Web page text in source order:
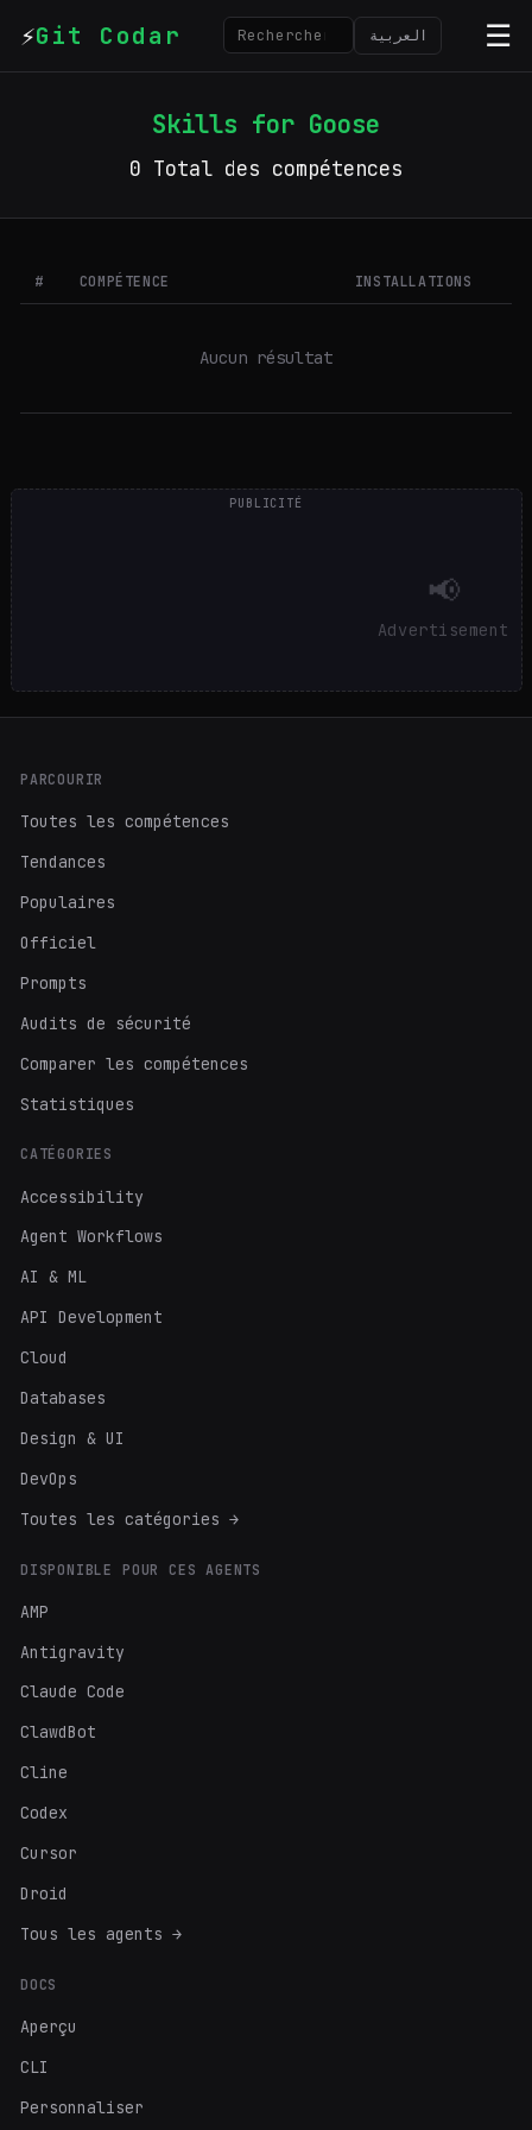
⚡Git Codar العربية ☰
Skills for Goose
0 Total des compétences
# COMPÉTENCE INSTALLATIONS
Aucun résultat
PUBLICITÉ
📢
Advertisement
PARCOURIR
Toutes les compétences
Tendances
Populaires
Officiel
Prompts
Audits de sécurité
Comparer les compétences
Statistiques
CATÉGORIES
Accessibility
Agent Workflows
AI & ML
API Development
Cloud
Databases
Design & UI
DevOps
Toutes les catégories →
DISPONIBLE POUR CES AGENTS
AMP
Antigravity
Claude Code
ClawdBot
Cline
Codex
Cursor
Droid
Tous les agents →
DOCS
Aperçu
CLI
Personnaliser